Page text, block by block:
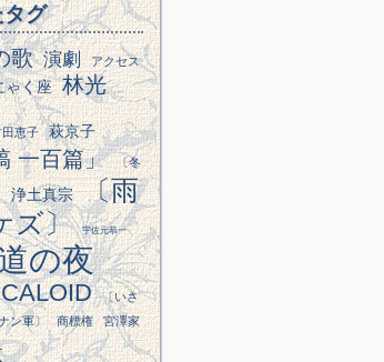
グ
歌 演劇
アクセス
ゃく座 林光
田恵子 萩京子
一百篇」 〔冬
浄土真宗 〔雨
ズ〕
宇佐元恭一
の夜
〔いさ
ン軍〕
商標権
宮澤家